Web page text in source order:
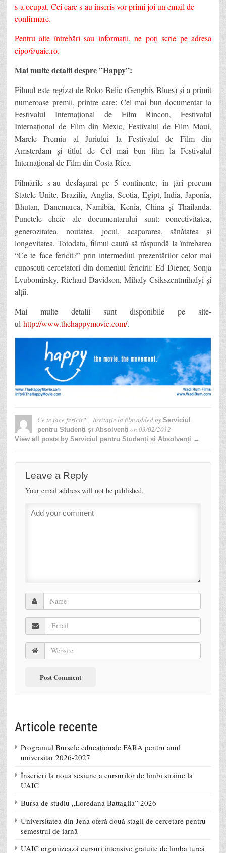
s-a ocupat. Cei care s-au înscris vor primi joi un email de
confirmare.
Pentru alte întrebări sau informații, ne poți scrie pe adresa
cipo@uaic.ro.
Mai multe detalii despre ”Happy”:
Filmul este regizat de Roko Belic (Genghis Blues) și a primit
numeroase premii, printre care: Cel mai bun documentar la
Festivalul Internațional de Film Rincon, Festivalul
Internațional de Film din Mexic, Festivalul de Film Maui,
Marele Premiu al Juriului la Festivalul de Film din
Amsterdam și titlul de Cel mai bun film la Festivalul
Internațional de Film din Costa Rica.
Filmările s-au desfașurat pe 5 continente, în țări precum
Statele Unite, Brazilia, Anglia, Scotia, Egipt, India, Japonia,
Bhutan, Danemarca, Namibia, Kenia, China și Thailanda.
Punctele cheie ale documentarului sunt: conectivitatea,
generozitatea, noutatea, jocul, acapararea, sănătatea și
longevitatea. Totodata, filmul caută să răspundă la întrebarea
“Ce te face fericit?” prin intermediul prezentărilor celor mai
cunoscuti cercetatori din domeniul fericirii: Ed Diener, Sonja
Lyubomirsky, Richard Davidson, Mihaly Csikszentmihalyi și
alții.
Mai multe detalii sunt disponibile pe site-
ul http://www.thehappymovie.com/.
Ce te face fericit? – Invitație la filmadded by Serviciul
pentru Studenți și Absolvenți on 03/02/2012
View all posts by Serviciul pentru Studenți și Absolvenți →
Leave a Reply
Your email address will not be published.
Articole recente
Programul Bursele educaționale FARA pentru anul
universitar 2026-2027
Înscrieri la noua sesiune a cursurilor de limbi străine la
UAIC
Bursa de studiu „Loredana Battaglia” 2026
Universitatea din Jena oferă două stagii de cercetare pentru
semestrul de iarnă
UAIC organizează cursuri intensive gratuite de limba turcă